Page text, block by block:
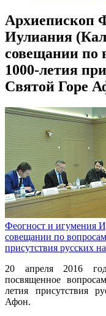
Архиепископ
Иулиания
совещании по
1000-летия
Святой Горе
Феогност и игумения
совещании по
присутствия русских
20 апреля 2016
посвященное
летия присутствия
Афон.